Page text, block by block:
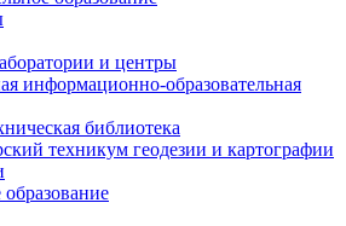
и центры
информационно-образовательная
библиотека
техникум геодезии и картографии